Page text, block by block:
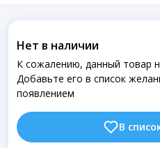
Нет в наличии
К сожалению, данный товар
Добавьте его в список
появлением
В